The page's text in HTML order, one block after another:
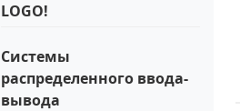
LOGO!
Системы
распределенного ввода-
вывода